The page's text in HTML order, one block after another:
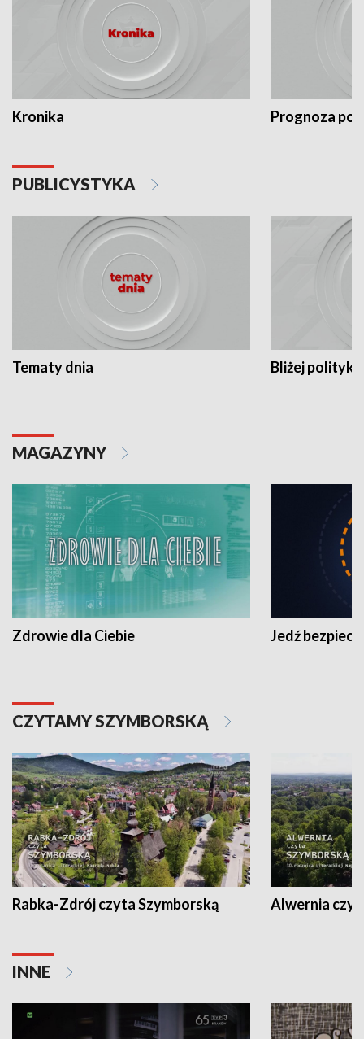
Kronika Prognoza
PUBLICYSTYKA
Tematy dnia Bliżej polityki
MAGAZYNY
Zdrowie dla Ciebie Jedź
CZYTAMY SZYMBORSKĄ
Rabka-Zdrój czyta Szymborską Alwernia
INNE